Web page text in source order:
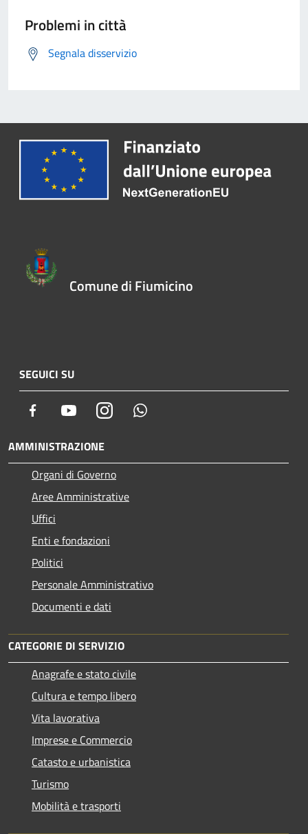
Problemi in città
Segnala disservizio
Comune di Fiumicino
SEGUICI SU
Facebook YoutubeInstagram
AMMINISTRAZIONE
Organi di Governo
Aree Amministrative
Uffici
Enti e fondazioni
Politici
Personale Amministrativo
Documenti e dati
CATEGORIE DI SERVIZIO
Anagrafe e stato civile
Cultura e tempo libero
Vita lavorativa
Imprese e Commercio
Catasto e urbanistica
Turismo
Mobilità e trasporti